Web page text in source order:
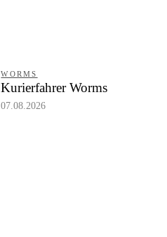
WORMS
Kurierfahrer Worms
07.08.2026